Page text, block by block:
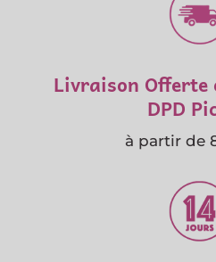
Livraison
DPD
à partir de